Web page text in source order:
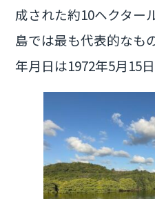
成された約10ヘクター
島では最も代表的なも
年月日は1972年5月15日